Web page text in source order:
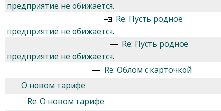
предприятие не обижается.
Re: Пусть родное
предприятие не обижается.
Re: Пусть родное
предприятие не обижается.
Re: Облом с карточкой
О новом тарифе
Re: О новом тарифе